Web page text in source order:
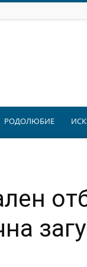
РОДОЛЮБИЕ